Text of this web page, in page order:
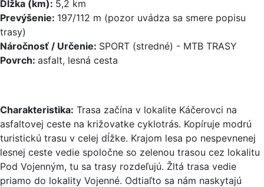
Dĺžka (km): 5,2 km
Prevýšenie: 197/112 m (pozor uvádza sa smere popisu
trasy)
Náročnosť / Určenie: SPORT (stredné) - MTB TRASY
Povrch: asfalt, lesná cesta
Charakteristika: Trasa začína v lokalite Káčerovci na
asfaltovej ceste na križovatke cyklotrás. Kopíruje modrú
turistickú trasu v celej dĺžke. Krajom lesa po nespevnenej
lesnej ceste vedie spoločne so zelenou trasou cez lokalitu
Pod Vojenným, tu sa trasy rozdeľujú. Žltá trasa vedie
priamo do lokality Vojenné. Odtiaľto sa nám naskytajú